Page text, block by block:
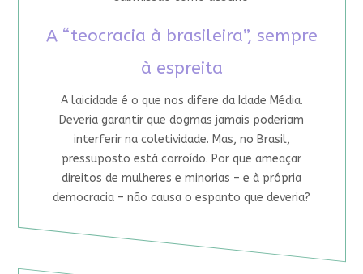
A “teocracia à brasileira”, sempre
à espreita
A laicidade é o que nos difere da Idade Média.
Deveria garantir que dogmas jamais poderiam
interferir na coletividade. Mas, no Brasil,
pressuposto está corroído. Por que ameaçar
direitos de mulheres e minorias – e à própria
democracia – não causa o espanto que deveria?